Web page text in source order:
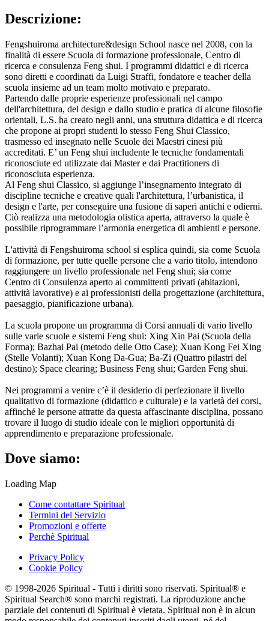
Descrizione:
Fengshuiroma architecture&design School nasce nel 2008, con la
finalità di essere Scuola di formazione professionale, Centro di
ricerca e consulenza Feng shui. I programmi didattici e di ricerca
sono diretti e coordinati da Luigi Straffi, fondatore e teacher della
scuola insieme ad un team molto motivato e preparato.
Partendo dalle proprie esperienze professionali nel campo
dell'architettura, del design e dallo studio e pratica di alcune filosofie
orientali, L.S. ha creato negli anni, una struttura didattica e di ricerca
che propone ai propri studenti lo stesso Feng Shui Classico,
trasmesso ed insegnato nelle Scuole dei Maestri cinesi più
accreditati. E’ un Feng shui includente le tecniche fondamentali
riconosciute ed utilizzate dai Master e dai Practitioners di
riconosciuta esperienza.
Al Feng shui Classico, si aggiunge l’insegnamento integrato di
discipline tecniche e creative quali l'architettura, l’urbanistica, il
design e l'arte, per conseguire una fusione di saperi antichi e odierni.
Ciò realizza una metodologia olistica aperta, attraverso la quale è
possibile riprogrammare l’armonia energetica di ambienti e persone.
L'attività di Fengshuiroma school si esplica quindi, sia come Scuola
di formazione, per tutte quelle persone che a vario titolo, intendono
raggiungere un livello professionale nel Feng shui; sia come
Centro di Consulenza aperto ai committenti privati (abitazioni,
attività lavorative) e ai professionisti della progettazione (architettura,
paesaggio, pianificazione urbana).
La scuola propone un programma di Corsi annuali di vario livello
sulle varie scuole e sistemi Feng shui: Xing Xin Pai (Scuola della
Forma); Bazhai Pai (metodo delle Otto Case); Xuan Kong Fei Xing
(Stelle Volanti); Xuan Kong Da-Gua; Ba-Zi (Quattro pilastri del
destino); Space clearing; Business Feng shui; Garden Feng shui.
Nei programmi a venire c’è il desiderio di perfezionare il livello
qualitativo di formazione (didattico e culturale) e la varietà dei corsi,
affinché le persone attratte da questa affascinante disciplina, possano
trovare il luogo di studio ideale con le migliori opportunità di
apprendimento e preparazione professionale.
Dove siamo:
Loading Map
Come contattare Spiritual
Termini del Servizio
Promozioni e offerte
Perchè Spiritual
Privacy Policy
Cookie Policy
© 1998-2026 Spiritual - Tutti i diritti sono riservati. Spiritual® e
Spiritual Search® sono marchi registrati. La riproduzione anche
parziale dei contenuti di Spiritual è vietata. Spiritual non è in alcun